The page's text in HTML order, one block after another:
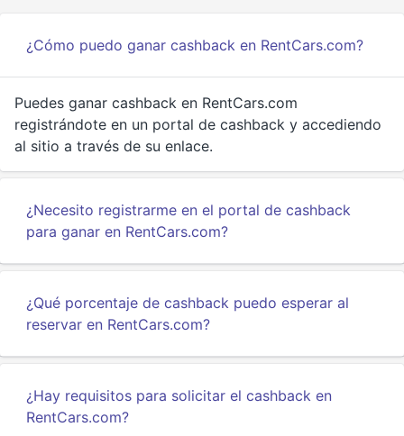
¿Cómo puedo ganar cashback en RentCars.com?
Puedes ganar cashback en RentCars.com
registrándote en un portal de cashback y accediendo
al sitio a través de su enlace.
¿Necesito registrarme en el portal de cashback
para ganar en RentCars.com?
¿Qué porcentaje de cashback puedo esperar al
reservar en RentCars.com?
¿Hay requisitos para solicitar el cashback en
RentCars.com?